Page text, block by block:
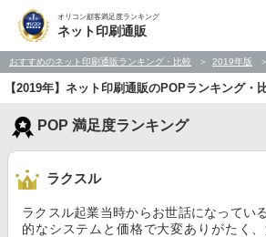
オリコン顧客満足度ランキング
ネット印刷通販
おすすめのネット印刷通販ランキング・比較 2019年版
【2019年】ネット印刷通販のPOPランキング・
POP 満足度ランキング
ラクスル
ラクスル起業当時からお世話になってい
的なシステムと価格で大変ありがたく